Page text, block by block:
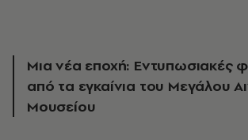
Μια νέα εποχή: Εντυπωσιακές
από τα εγκαίνια του Μεγάλου
Μουσείου